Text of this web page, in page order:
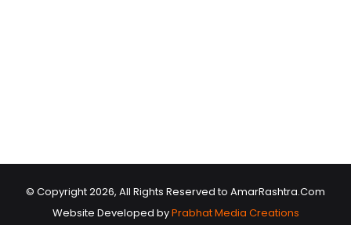
© Copyright 2026, All Rights Reserved to AmarRashtra.Com
Website Developed byPrabhat Media Creations